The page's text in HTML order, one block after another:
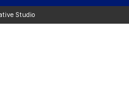
Studio